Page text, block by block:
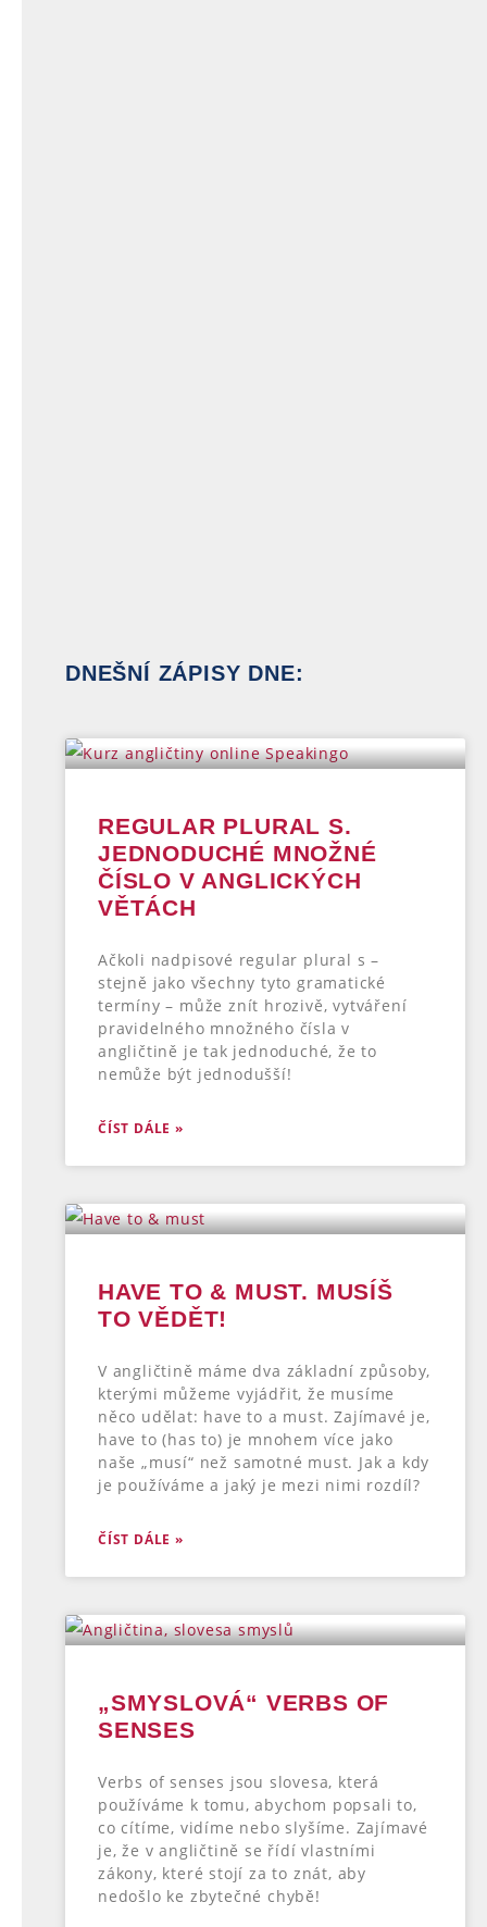
DNEŠNÍ ZÁPISY DNE:
REGULAR PLURAL S.
JEDNODUCHÉ MNOŽNÉ
ČÍSLO V ANGLICKÝCH
VĚTÁCH
Ačkoli nadpisové regular plural s –
stejně jako všechny tyto gramatické
termíny – může znít hrozivě, vytváření
pravidelného množného čísla v
angličtině je tak jednoduché, že to
nemůže být jednodušší!
ČÍST DÁLE »
HAVE TO & MUST. MUSÍŠ
TO VĚDĚT!
V angličtině máme dva základní způsoby,
kterými můžeme vyjádřit, že musíme
něco udělat: have to a must. Zajímavé je,
have to (has to) je mnohem více jako
naše „musí“ než samotné must. Jak a kdy
je používáme a jaký je mezi nimi rozdíl?
ČÍST DÁLE »
„SMYSLOVÁ“ VERBS OF
SENSES
Verbs of senses jsou slovesa, která
používáme k tomu, abychom popsali to,
co cítíme, vidíme nebo slyšíme. Zajímavé
je, že v angličtině se řídí vlastními
zákony, které stojí za to znát, aby
nedošlo ke zbytečné chybě!